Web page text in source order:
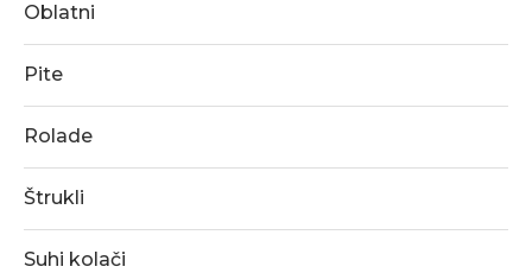
Oblatni
Pite
Rolade
Štrukli
Suhi kolači